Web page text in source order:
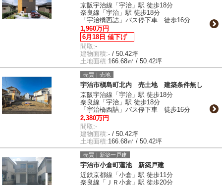
京阪宇治線「宇治」駅 徒歩18分
奈良線「宇治」駅 徒歩18分
「宇治橋西詰」バス停下車 徒歩16分
1,960万円
6月18日 値下げ
間取:-
建物面積:- / 50.42坪
土地面積:166.68㎡ / 50.42坪
売買｜売地
宇治市槇島町北内 売土地 建築条件無し
京阪宇治線「宇治」駅 徒歩18分
奈良線「宇治」駅 徒歩18分
「宇治橋西詰」バス停下車 徒歩16分
2,380万円
間取:-
建物面積:- / 50.42坪
土地面積:166.68㎡ / 50.42坪
売買｜新築一戸建
宇治市小倉町蓮池 新築戸建
近鉄京都線「小倉」駅 徒歩11分
奈良線「ＪＲ小倉」駅 徒歩20分